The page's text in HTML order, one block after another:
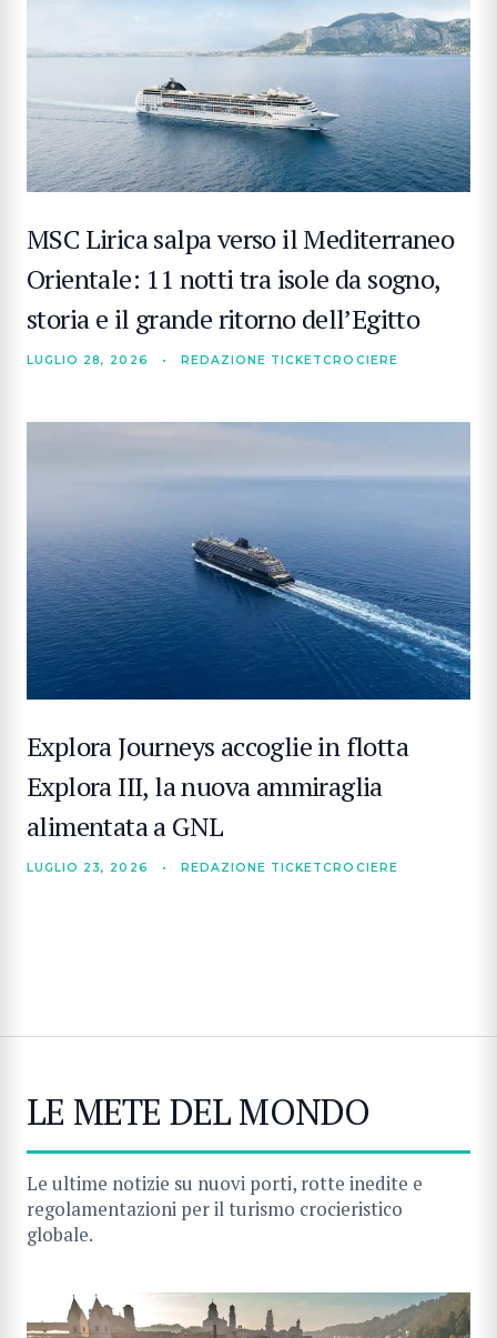
MSC Lirica salpa verso il Mediterraneo
Orientale: 11 notti tra isole da sogno,
storia e il grande ritorno dell’Egitto
LUGLIO 28, 2026 • REDAZIONE TICKETCROCIERE
Explora Journeys accoglie in flotta
Explora III, la nuova ammiraglia
alimentata a GNL
LUGLIO 23, 2026 • REDAZIONE TICKETCROCIERE
LE METE DEL MONDO
Le ultime notizie su nuovi porti, rotte inedite e
regolamentazioni per il turismo crocieristico
globale.